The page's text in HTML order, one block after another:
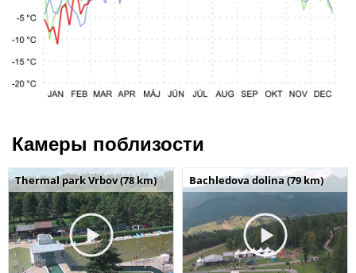
Камеры поблизости
Thermal park Vrbov (78 km) Bachledova dolina (79 km)